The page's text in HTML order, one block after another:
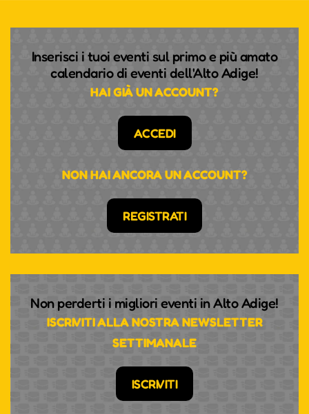
Inserisci i tuoi eventi sul primo e più amato
calendario di eventi dell'Alto Adige!
HAI GIÀ UN ACCOUNT?
ACCEDI
NON HAI ANCORA UN ACCOUNT?
REGISTRATI
Non perderti i migliori eventi in Alto Adige!
ISCRIVITI ALLA NOSTRA NEWSLETTER
SETTIMANALE
ISCRIVITI